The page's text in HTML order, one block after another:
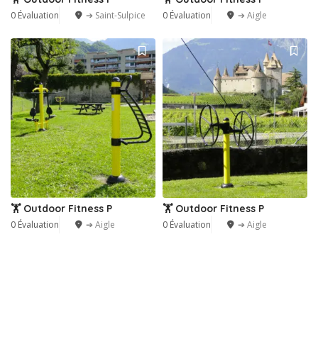
0 Évaluation ➔ Saint-Sulpice 0 Évaluation ➔ Aigle
🏋️ Outdoor Fitness P
0 Évaluation ➔ Aigle
🏋️ Outdoor Fitness P
0 Évaluation ➔ Aigle